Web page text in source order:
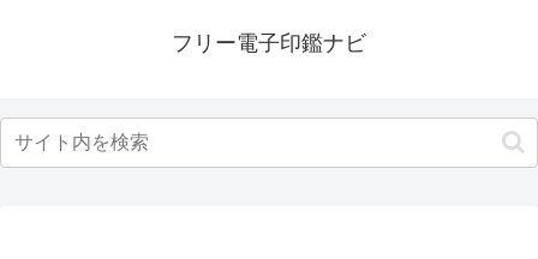
フリー電子印鑑ナビ